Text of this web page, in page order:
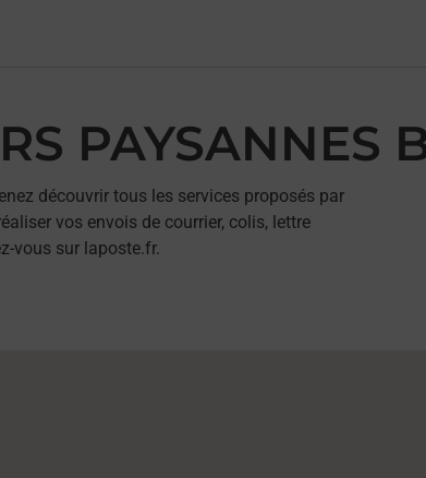
PAYSANNES
découvrir tous les services proposés par
vos envois de courrier, colis, lettre
vous sur laposte.fr.